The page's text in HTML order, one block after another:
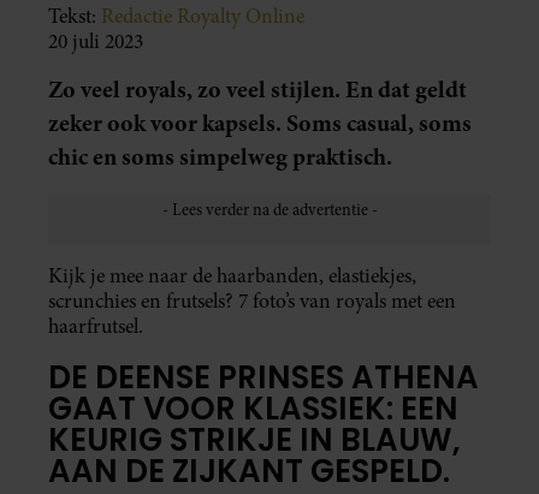
Tekst: Redactie Royalty Online
20 juli 2023
Zo veel royals, zo veel stijlen. En dat geldt
zeker ook voor kapsels. Soms casual, soms
chic en soms simpelweg praktisch.
Kijk je mee naar de haarbanden, elastiekjes,
scrunchies en frutsels? 7 foto’s van royals met een
haarfrutsel.
DE DEENSE PRINSES ATHENA
GAAT VOOR KLASSIEK: EEN
KEURIG STRIKJE IN BLAUW,
AAN DE ZIJKANT GESPELD.